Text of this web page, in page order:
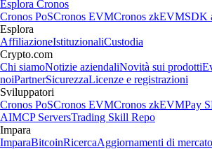
Esplora Cronos
Cronos PoSCronos EVMCronos zkEVMSDK
Esplora
AffiliazioneIstituzionaliCustodia
Crypto.com
Chi siamoNotizie aziendaliNovità sui prodotti
noiPartnerSicurezzaLicenze e registrazioni
Sviluppatori
Cronos PoSCronos EVMCronos zkEVMPay
AIMCP ServersTrading Skill Repo
Impara
ImparaBitcoinRicercaAggiornamenti di mercato